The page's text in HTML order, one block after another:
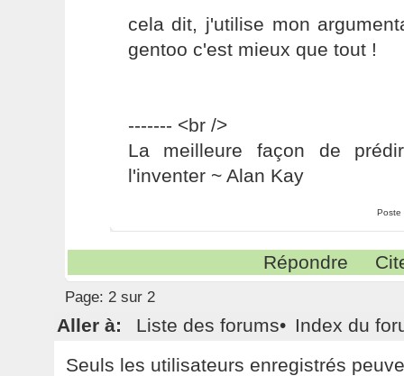
cela dit, j'utilise mon
gentoo c'est mieux que tout !
------- <br />
La meilleure façon de
l'inventer ~ Alan Kay
Poste
Répondre
Page: 2 sur 2
Aller à: Liste des forums• Index du
Seuls les utilisateurs enregistrés